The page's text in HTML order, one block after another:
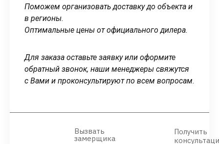
Поможем организовать доставку до объекта и
в регионы.
Оптимальные цены от официального дилера.
Для заказа оставьте заявку или оформите
обратный звонок, наши менеджеры свяжутся
с Вами и проконсультируют по всем вопросам.
Вызвать
замерщика
Получить